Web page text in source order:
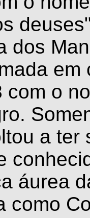
dos
em
com o
a ter
áurea
como